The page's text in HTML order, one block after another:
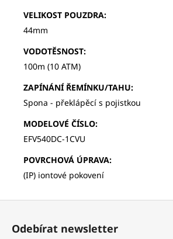
VELIKOST POUZDRA:
44mm
VODOTĚSNOST:
100m (10 ATM)
ZAPÍNÁNÍ ŘEMÍNKU/TAHU:
Spona - překlápěcí s pojistkou
MODELOVÉ ČÍSLO:
EFV540DC-1CVU
POVRCHOVÁ ÚPRAVA:
(IP) iontové pokovení
Z
Odebírat newsletter